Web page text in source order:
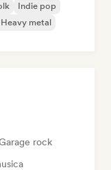
Indie pop
metal
rock